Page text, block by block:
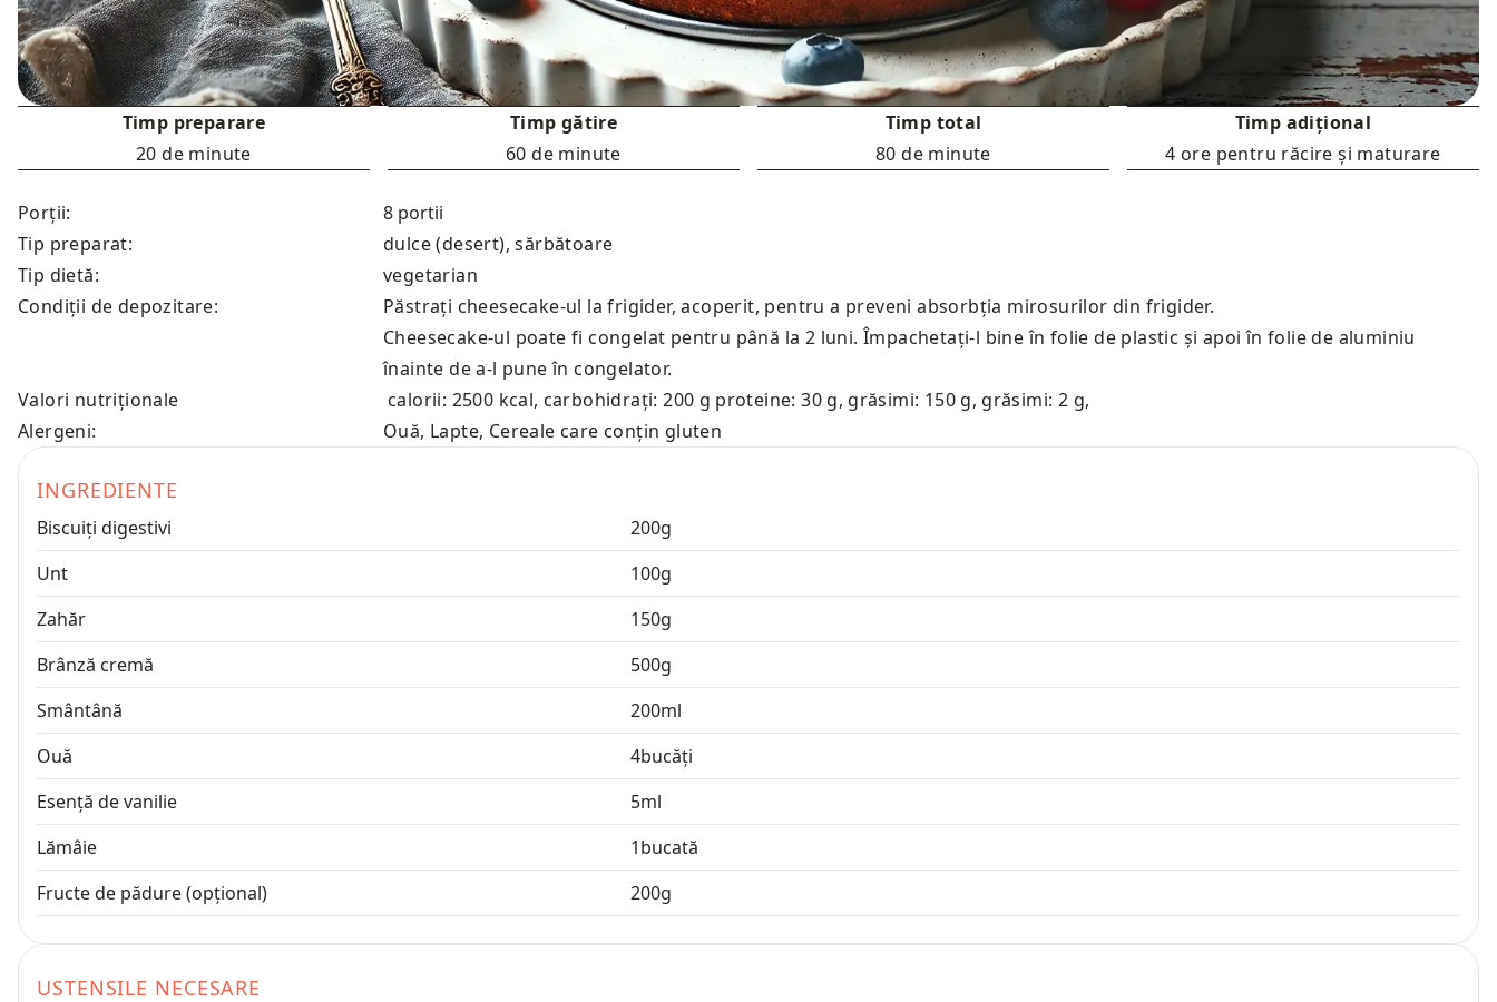
Timp preparare
20 de minute
Timp gătire
60 de minute
Timp total
80 de minute
Timp adițional
4 ore pentru răcire și maturare
Porții:
Tip preparat:
dulce (desert), sărbătoare
Tip dietă:
vegetarian
Condiții de depozitare:
Păstrați cheesecake-ul la frigider, acoperit, pentru a preveni absorbția mirosurilor din frigider.
Cheesecake-ul poate fi congelat pentru până la 2 luni. Împachetați-l bine în folie de plastic și apoi în folie de aluminiu
înainte de a-l pune în congelator.
Valori nutriționale
calorii: 2500 kcal, carbohidrați: 200 g proteine: 30 g, grăsimi: 150 g, grăsimi: 2 g,
Alergeni:
Ouă, Lapte, Cereale care conțin gluten
INGREDIENTE
Biscuiți digestivi 200g
Unt
100g
Zahăr
150g
Brânză cremă
500g
Smântână
200ml
Ouă
4bucăți
Esență de vanilie
5ml
Lămâie
1bucată
Fructe de pădure (opțional)
200g
USTENSILE NECESARE